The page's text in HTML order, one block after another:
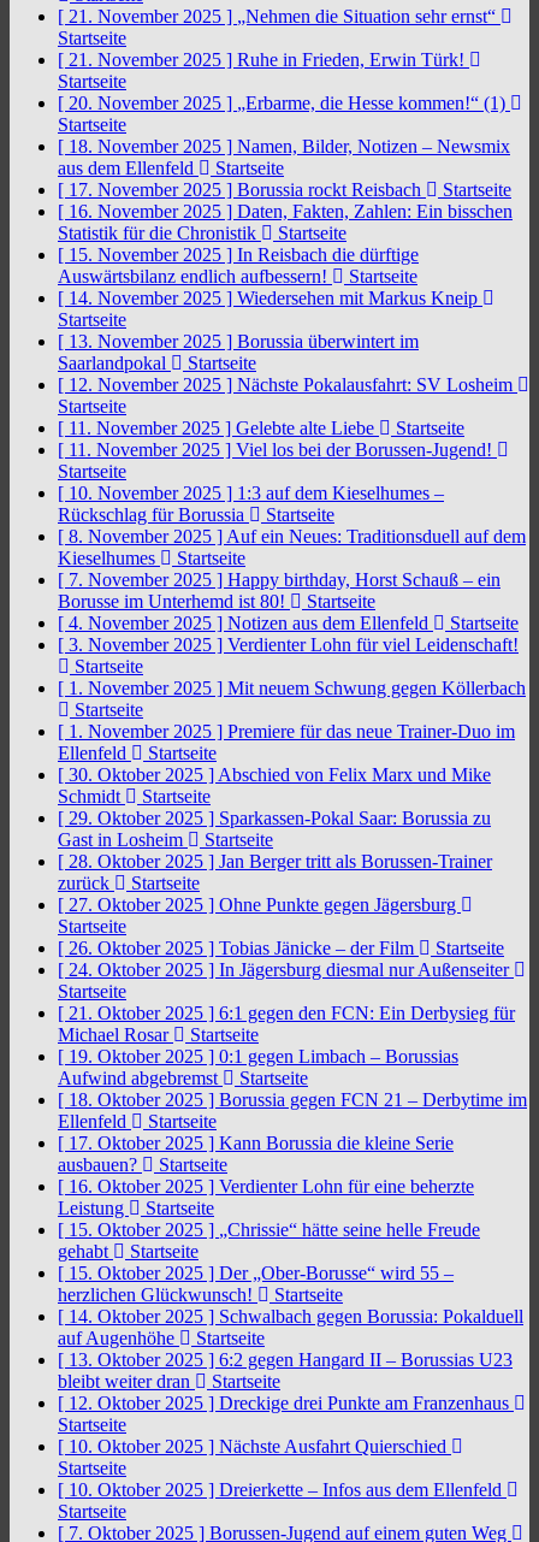
[ 21. November 2025 ] „Nehmen die Situation sehr ernst“
Startseite
[ 21. November 2025 ] Ruhe in Frieden, Erwin Türk!
Startseite
[ 20. November 2025 ] „Erbarme, die Hesse kommen!“ (1)
Startseite
[ 18. November 2025 ] Namen, Bilder, Notizen – Newsmix
aus dem Ellenfeld
Startseite
[ 17. November 2025 ] Borussia rockt Reisbach
Startseite
[ 16. November 2025 ] Daten, Fakten, Zahlen: Ein bisschen
Statistik für die Chronistik
Startseite
[ 15. November 2025 ] In Reisbach die dürftige
Auswärtsbilanz endlich aufbessern!
Startseite
[ 14. November 2025 ] Wiedersehen mit Markus Kneip
Startseite
[ 13. November 2025 ] Borussia überwintert im
Saarlandpokal
Startseite
[ 12. November 2025 ] Nächste Pokalausfahrt: SV Losheim
Startseite
[ 11. November 2025 ] Gelebte alte Liebe
Startseite
[ 11. November 2025 ] Viel los bei der Borussen-Jugend!
Startseite
[ 10. November 2025 ] 1:3 auf dem Kieselhumes –
Rückschlag für Borussia
Startseite
[ 8. November 2025 ] Auf ein Neues: Traditionsduell auf dem
Kieselhumes
Startseite
[ 7. November 2025 ] Happy birthday, Horst Schauß – ein
Borusse im Unterhemd ist 80!
Startseite
[ 4. November 2025 ] Notizen aus dem Ellenfeld
Startseite
[ 3. November 2025 ] Verdienter Lohn für viel Leidenschaft!
Startseite
[ 1. November 2025 ] Mit neuem Schwung gegen Köllerbach
Startseite
[ 1. November 2025 ] Premiere für das neue Trainer-Duo im
Ellenfeld
Startseite
[ 30. Oktober 2025 ] Abschied von Felix Marx und Mike
Schmidt
Startseite
[ 29. Oktober 2025 ] Sparkassen-Pokal Saar: Borussia zu
Gast in Losheim
Startseite
[ 28. Oktober 2025 ] Jan Berger tritt als Borussen-Trainer
zurück
Startseite
[ 27. Oktober 2025 ] Ohne Punkte gegen Jägersburg
Startseite
[ 26. Oktober 2025 ] Tobias Jänicke – der Film
Startseite
[ 24. Oktober 2025 ] In Jägersburg diesmal nur Außenseiter
Startseite
[ 21. Oktober 2025 ] 6:1 gegen den FCN: Ein Derbysieg für
Michael Rosar
Startseite
[ 19. Oktober 2025 ] 0:1 gegen Limbach – Borussias
Aufwind abgebremst
Startseite
[ 18. Oktober 2025 ] Borussia gegen FCN 21 – Derbytime im
Ellenfeld
Startseite
[ 17. Oktober 2025 ] Kann Borussia die kleine Serie
ausbauen?
Startseite
[ 16. Oktober 2025 ] Verdienter Lohn für eine beherzte
Leistung
Startseite
[ 15. Oktober 2025 ] „Chrissie“ hätte seine helle Freude
gehabt
Startseite
[ 15. Oktober 2025 ] Der „Ober-Borusse“ wird 55 –
herzlichen Glückwunsch!
Startseite
[ 14. Oktober 2025 ] Schwalbach gegen Borussia: Pokalduell
auf Augenhöhe
Startseite
[ 13. Oktober 2025 ] 6:2 gegen Hangard II – Borussias U23
bleibt weiter dran
Startseite
[ 12. Oktober 2025 ] Dreckige drei Punkte am Franzenhaus
Startseite
[ 10. Oktober 2025 ] Nächste Ausfahrt Quierschied
Startseite
[ 10. Oktober 2025 ] Dreierkette – Infos aus dem Ellenfeld
Startseite
[ 7. Oktober 2025 ] Borussen-Jugend auf einem guten Weg